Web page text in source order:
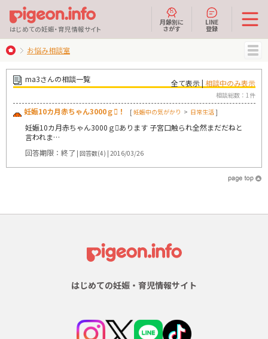
はじめての妊娠・育児情報サイト
月齢別に
さがす
LINE
登録
MENU
お悩み相談室
ma3さんの相談一覧 全て表示 | 相談中のみ表示
相談総数：1件
妊娠10カ月赤ちゃん3000ｇ！ [妊娠中の気がかり > 日常生活]
妊娠10カ月赤ちゃん3000ｇあります 子宮口触られ全然まだだねと
言われま…
回答期限：終了 | 回答数(4) | 2016/03/26
はじめての妊娠・育児情報サイト